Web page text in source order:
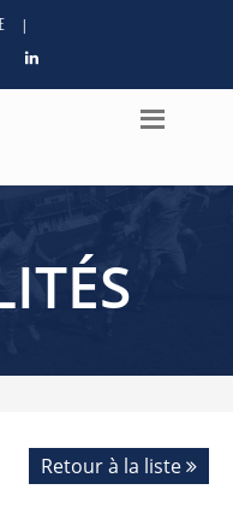
|
Retour à la liste